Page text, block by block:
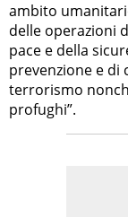
ambito
delle operazioni
pace e della
prevenzione e di
terrorismo
profughi”.